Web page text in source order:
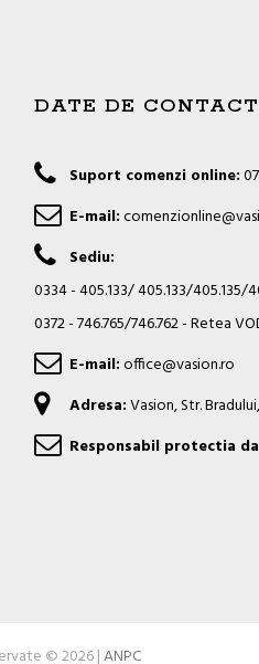
DATE DE CONTACT
Suport comenzi online:
E-mail:
Sediu:
0334 - 405.133/ 405.133/405.135/
0372 - 746.765/746.762 - Retea
E-mail:office@vasion.ro
Adresa:Vasion, Str.
Responsabil protectia
© 2026 |ANPC